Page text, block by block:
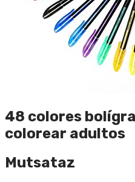
48 colores
colorear adultos
Mutsataz